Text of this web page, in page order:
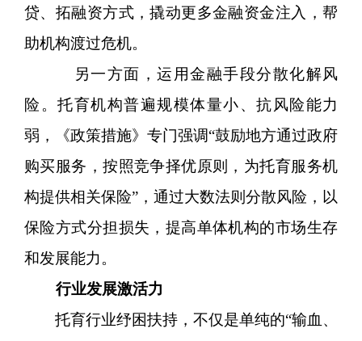
贷、拓融资方式，撬动更多金融资金注入，帮
助机构渡过危机。
另一方面，运用金融手段分散化解风
险。托育机构普遍规模体量小、抗风险能力
弱，《政策措施》专门强调“鼓励地方通过政府
购买服务，按照竞争择优原则，为托育服务机
构提供相关保险”，通过大数法则分散风险，以
保险方式分担损失，提高单体机构的市场生存
和发展能力。
行业发展激活力
托育行业纾困扶持，不仅是单纯的“输血、